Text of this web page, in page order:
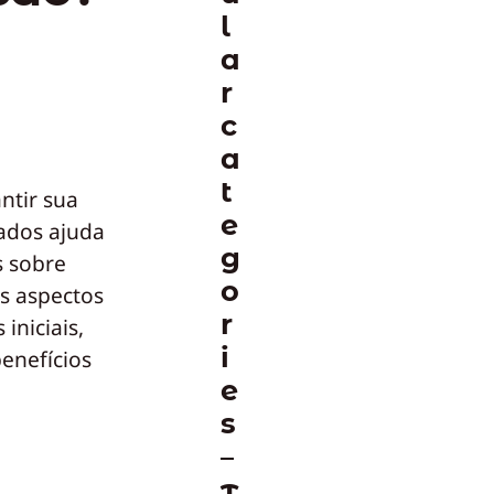
sua
ajuda
sobre
aspectos
iniciais,
l
a
r
c
a
t
e
g
o
r
i
e
s